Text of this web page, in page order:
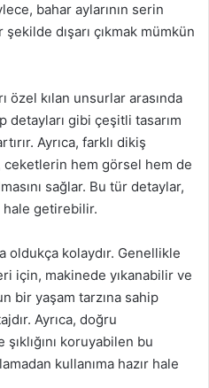
bahar aylarının serin
dışarı çıkmak mümkün
özel kılan unsurlar arasında
detayları gibi çeşitli tasarım
Ayrıca, farklı dikiş
hem görsel hem de
sağlar. Bu tür detaylar,
hale getirebilir.
oldukça kolaydır. Genellikle
için, makinede yıkanabilir ve
bir yaşam tarzına sahip
Ayrıca, doğru
koruyabilen bu
kullanıma hazır hale